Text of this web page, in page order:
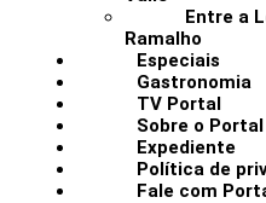
Entre a
Ramalho
Especiais
Gastronomia
TV Portal
Sobre o
Expediente
Política de
Fale com